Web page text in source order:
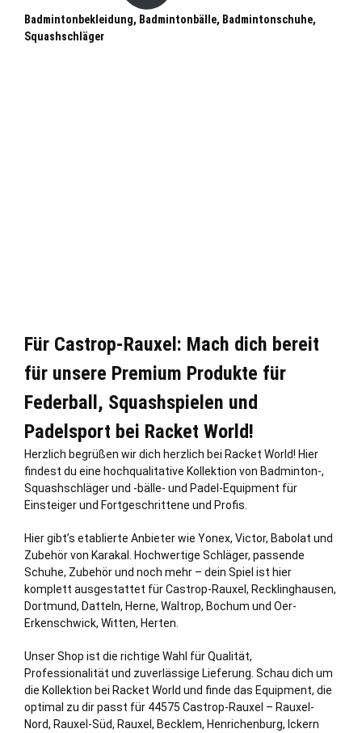
Badmintonbekleidung, Badmintonbälle, Badmintonschuhe,
Squashschläger
Für Castrop-Rauxel: Mach dich bereit
für unsere Premium Produkte für
Federball, Squashspielen und
Padelsport bei Racket World!
Herzlich begrüßen wir dich herzlich bei Racket World! Hier
findest du eine hochqualitative Kollektion von Badminton-,
Squashschläger und -bälle- und Padel-Equipment für
Einsteiger und Fortgeschrittene und Profis.
Hier gibt’s etablierte Anbieter wie Yonex, Victor, Babolat und
Zubehör von Karakal. Hochwertige Schläger, passende
Schuhe, Zubehör und noch mehr – dein Spiel ist hier
komplett ausgestattet für Castrop-Rauxel, Recklinghausen,
Dortmund, Datteln, Herne, Waltrop, Bochum und Oer-
Erkenschwick, Witten, Herten
Unser Shop ist die richtige Wahl für Qualität,
Professionalität und zuverlässige Lieferung. Schau dich um
die Kollektion bei Racket World und finde das Equipment, die
optimal zu dir passt für 44575 Castrop-Rauxel – Rauxel-
Nord, Rauxel-Süd, Rauxel, Becklem, Henrichenburg, Ickern